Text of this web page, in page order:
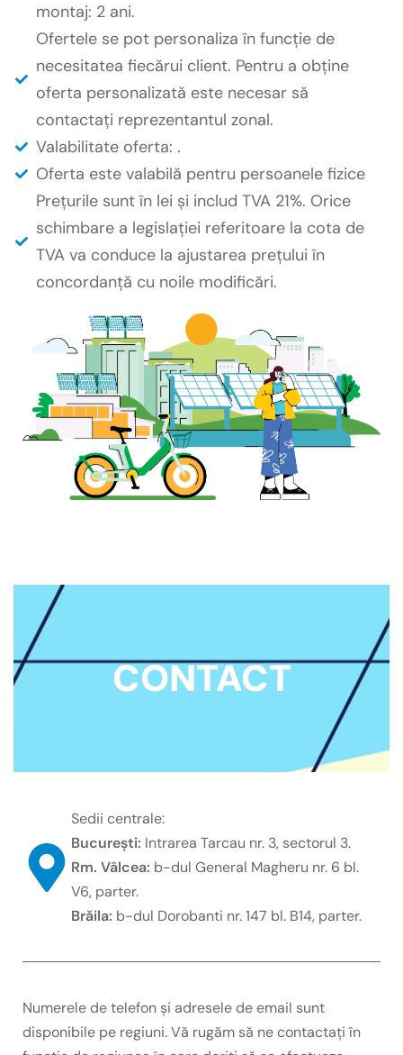
montaj: 2 ani.
Ofertele se pot personaliza în funcție de
necesitatea fiecărui client. Pentru a obține
oferta personalizată este necesar să
contactați reprezentantul zonal.
Valabilitate oferta: .
Oferta este valabilă pentru persoanele fizice
Prețurile sunt în lei și includ TVA 21%. Orice
schimbare a legislației referitoare la cota de
TVA va conduce la ajustarea prețului în
concordanță cu noile modificări.
CONTACT
Sedii centrale:
București: Intrarea Tarcau nr. 3, sectorul 3.
Rm. Vâlcea: b-dul General Magheru nr. 6 bl.
V6, parter.
Brăila: b-dul Dorobanti nr. 147 bl. B14, parter.
Numerele de telefon și adresele de email sunt
disponibile pe regiuni. Vă rugăm să ne contactați în